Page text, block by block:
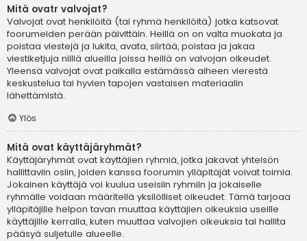
Mitä ovatr valvojat?
Valvojat ovat henkilöitä (tai ryhmä henkilöitä) jotka katsovat
foorumeiden perään päivittäin. Heillä on on valta muokata ja
poistaa viestejä ja lukita, avata, siirtää, poistaa ja jakaa
viestiketjuja niillä alueilla joissa heillä on valvojan oikeudet.
Yleensä valvojat ovat paikalla estämässä aiheen vierestä
keskustelua tai hyvien tapojen vastaisen materiaalin
lähettämistä.
Ylös
Mitä ovat käyttäjäryhmät?
Käyttäjäryhmät ovat käyttäjien ryhmiä, jotka jakavat yhteisön
hallittaviin osiin, joiden kanssa foorumin ylläpitäjät voivat toimia.
Jokainen käyttäjä voi kuulua useisiin ryhmiin ja jokaiselle
ryhmälle voidaan määritellä yksilölliset oikeudet. Tämä tarjoaa
ylläpitäjille helpon tavan muuttaa käyttäjien oikeuksia useille
käyttäjille kerralla, kuten muuttaa valvojien oikeuksia tai hallita
pääsyä suljetulle alueelle.